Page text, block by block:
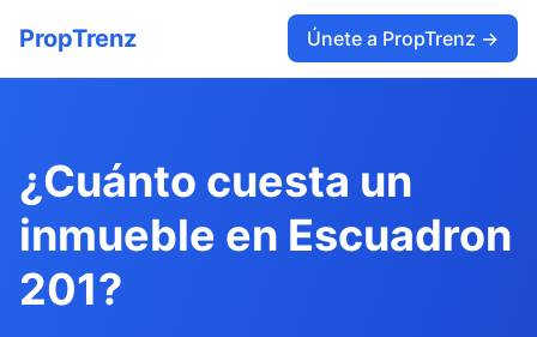
PropTrenz Únete a PropTrenz →
¿Cuánto cuesta un
inmueble en Escuadron
201?